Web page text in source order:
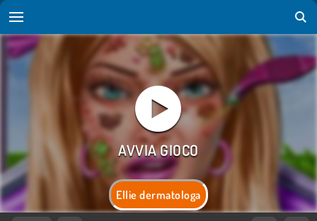
Ellie dermatologa